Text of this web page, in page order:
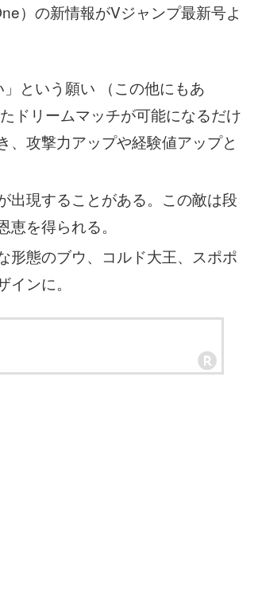
）の新情報がVジャンプ最新号よ
という願い （この他にもあ
ドリームマッチが可能になるだけ
、攻撃力アップや経験値アップと
出現することがある。この敵は段
を得られる。
形態のブウ、コルド大王、スポポ
ンに。